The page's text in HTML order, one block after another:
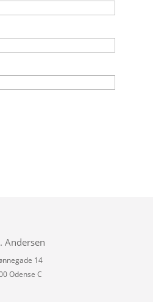
Andersen
14
Odense C